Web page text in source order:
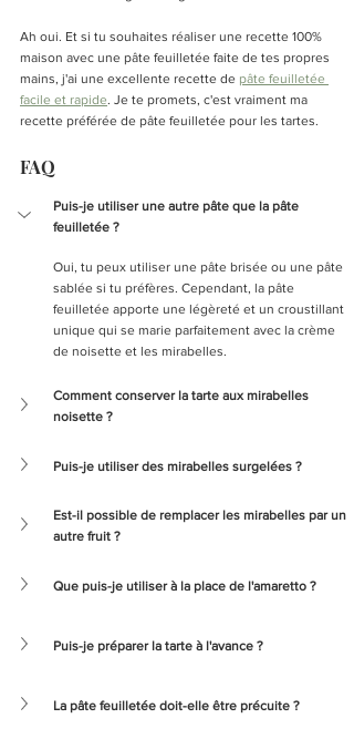
Ah oui. Et si tu souhaites réaliser une recette 100%
maison avec une pâte feuilletée faite de tes propres
mains, j'ai une excellente recette de pâte feuilletée
facile et rapide. Je te promets, c'est vraiment ma
recette préférée de pâte feuilletée pour les tartes.
FAQ
Puis-je utiliser une autre pâte que la pâte
feuilletée ?
Oui, tu peux utiliser une pâte brisée ou une pâte
sablée si tu préfères. Cependant, la pâte
feuilletée apporte une légèreté et un croustillant
unique qui se marie parfaitement avec la crème
de noisette et les mirabelles.
Comment conserver la tarte aux mirabelles
noisette ?
Puis-je utiliser des mirabelles surgelées ?
Est-il possible de remplacer les mirabelles par un
autre fruit ?
Que puis-je utiliser à la place de l'amaretto ?
Puis-je préparer la tarte à l'avance ?
La pâte feuilletée doit-elle être précuite ?